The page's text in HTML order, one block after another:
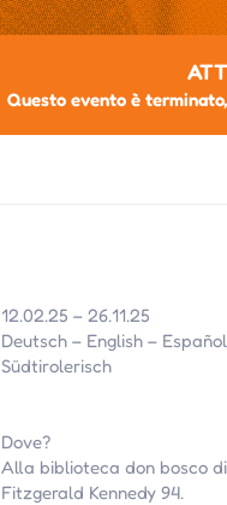
Questo evento è
12.02.25 – 26.11.25
Deutsch – English –
Südtirolerisch
Dove?
Alla biblioteca don bosco
Fitzgerald Kennedy 94.